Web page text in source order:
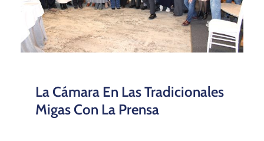
La Cámara En Las Tradicionales
Migas Con La Prensa